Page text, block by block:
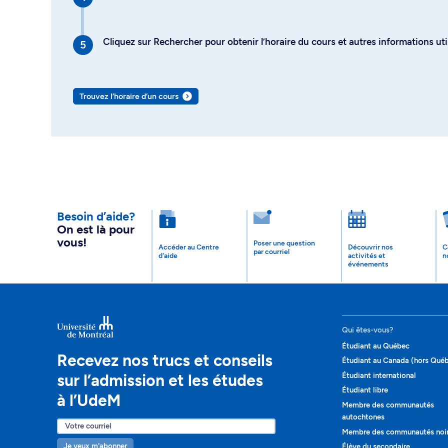
Cliquez sur Rechercher pour obtenir l’horaire du cours et autres informations
Trouvez l’horaire d’un cours
Besoin d’aide?
On est là pour
vous!
Accéder au Centre
d'aide
Poser une question
par courriel
Découvrir nos
activités et
événements
Recevez nos trucs et conseils
sur l’admission et les études
à l’UdeM
Je veux m'abonner
Qui êtes-vous?
Étudiant au Québec
Étudiant au Canada (hors
Étudiant international
Étudiant libre
Membre des communautés
autochtones
Membre des communautés